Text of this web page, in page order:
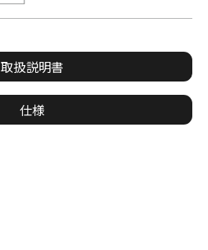
取扱説明書
仕様